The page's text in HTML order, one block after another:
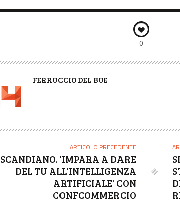
0
A
R
FERRUCCIO DEL BUE
ARTICOLO PRECEDENTE
SCANDIANO. 'IMPARA A DARE
DEL TU ALL'INTELLIGENZA
ARTIFICIALE' CON
CONFCOMMERCIO